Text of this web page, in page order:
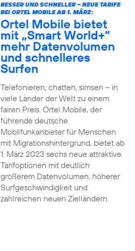
BESSER UND SCHNELLER – NEUE TARIFE
BEI ORTEL MOBILE AB 1. MÄRZ:
Ortel Mobile bietet
mit „Smart World+“
mehr Datenvolumen
und schnelleres
Surfen
Telefonieren, chatten, simsen – in
viele Länder der Welt zu einem
fairen Preis. Ortel Mobile, der
führende deutsche
Mobilfunkanbieter für Menschen
mit Migrationshintergrund, bietet ab
1. März 2023 sechs neue attraktive
Tarifoptionen mit deutlich
größerem Datenvolumen, höherer
Surfgeschwindigkeit und
zahlreichen neuen Zielländern.